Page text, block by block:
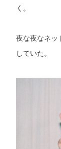
く。
夜な夜なネッ
していた。